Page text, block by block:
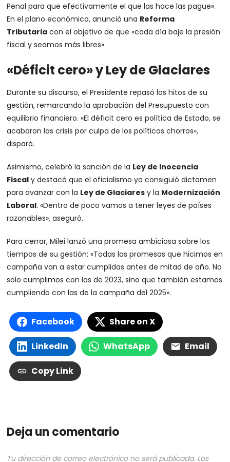
Penal para que efectivamente el que las hace las pague».
En el plano económico, anunció una Reforma
Tributaria con el objetivo de que «cada día baje la presión
fiscal y seamos más libres».
«Déficit cero» y Ley de Glaciares
Durante su discurso, el Presidente repasó los hitos de su
gestión, remarcando la aprobación del Presupuesto con
equilibrio financiero. «El déficit cero es política de Estado, se
acabaron las crisis por culpa de los políticos chorros»,
disparó.
Asimismo, celebró la sanción de la Ley de Inocencia
Fiscal y destacó que el oficialismo ya consiguió dictamen
para avanzar con la Ley de Glaciares y la Modernización
Laboral. «Dentro de poco vamos a tener leyes de países
razonables», aseguró.
Para cerrar, Milei lanzó una promesa ambiciosa sobre los
tiempos de su gestión: «Todas las promesas que hicimos en
campaña van a estar cumplidas antes de mitad de año. No
solo cumplimos con las de 2023, sino que también estamos
cumpliendo con las de la campaña del 2025».
Facebook Share on X
LinkedIn WhatsApp Email
Copy Link
Deja un comentario
Tu dirección de correo electrónico no será publicada. Los